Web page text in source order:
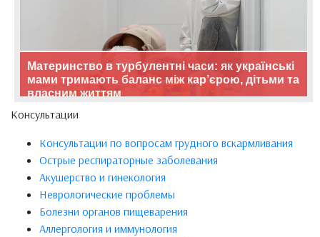
Материнство в турбулентні часи: як українські
мами тримають баланс між кар’єрою, дітьми та
власним життям
Консультации
Консультации по вопросам грудного вскармливания
Острые респираторные заболевания
Акушерство и гинекология
Неврологические проблемы
Болезни органов пищеварения
Аллергология и иммунология